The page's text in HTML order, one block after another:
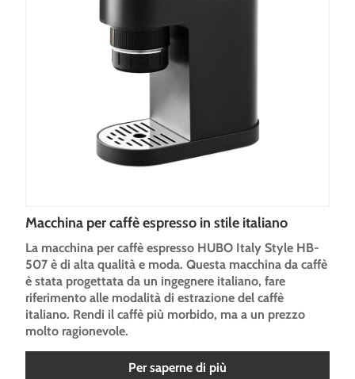
Macchina per caffè espresso in stile italiano
La macchina per caffè espresso HUBO Italy Style HB-
507 è di alta qualità e moda. Questa macchina da caffè
è stata progettata da un ingegnere italiano, fare
riferimento alle modalità di estrazione del caffè
italiano. Rendi il caffè più morbido, ma a un prezzo
molto ragionevole.
Per saperne di più